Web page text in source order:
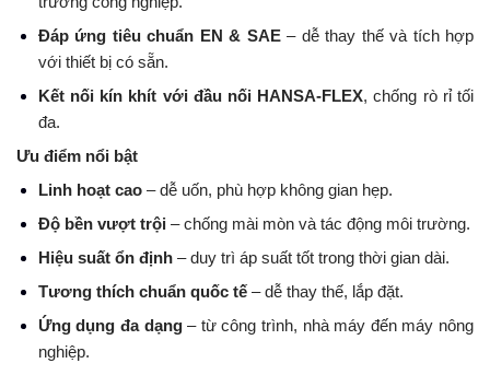
Đáp ứng tiêu chuẩn EN & SAE– dễ thay thế và tích hợp
với thiết bị có sẵn.
Kết nối kín khít với đầu nối HANSA-FLEX, chống rò rỉ tối
đa.
Ưu điểm nổi bật
Linh hoạt cao– dễ uốn, phù hợp không gian hẹp.
Độ bền vượt trội– chống mài mòn và tác động môi trường.
Hiệu suất ổn định– duy trì áp suất tốt trong thời gian dài.
Tương thích chuẩn quốc tế– dễ thay thế, lắp đặt.
Ứng dụng đa dạng– từ công trình, nhà máy đến máy nông
nghiệp.